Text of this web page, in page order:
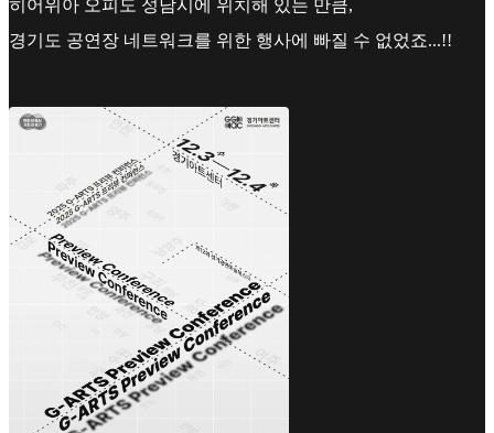
히어위아 오피도 성남시에 위치해 있는 만큼,
경기도 공연장 네트워크를 위한 행사에 빠질 수 없었죠...!!